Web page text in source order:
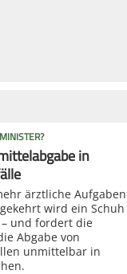
in
ärztliche Aufgaben
wird ein Schuh
und fordert die
Abgabe von
unmittelbar in